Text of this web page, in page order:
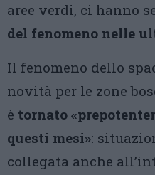
aree verdi, ci hanno
del fenomeno nelle
Il fenomeno dello
novità per le zone
è tornato
questi mesi»:
collegata anche